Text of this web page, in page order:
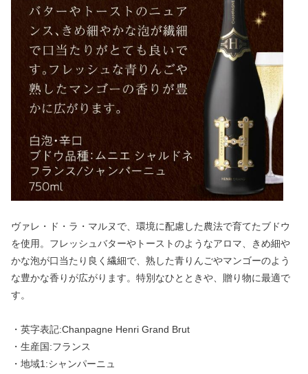
ヴァレ・ド・ラ・マルヌで、環境に配慮した農法で育てたブドウ
を使用。フレッシュバターやトーストのようなアロマ、きめ細や
かな泡が口当たり良く繊細で、熟した青りんごやマンゴーのよう
な豊かな香りが広がります。特別なひとときや、贈り物に最適で
す。
・英字表記:Chanpagne Henri Grand Brut
・生産国:フランス
・地域1:シャンパーニュ